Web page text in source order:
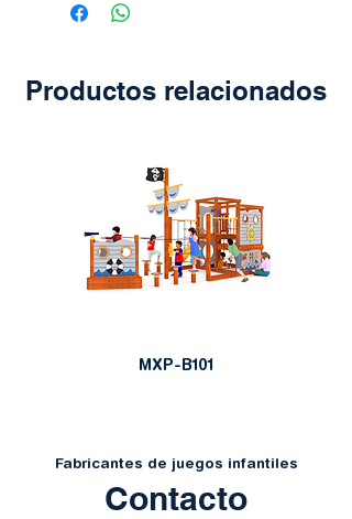
Productos relacionados
MXP-B101
Fabricantes de juegos infantiles
Contacto